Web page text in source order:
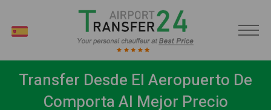
Transfer Desde El Aeropuerto De
Comporta Al Mejor Precio